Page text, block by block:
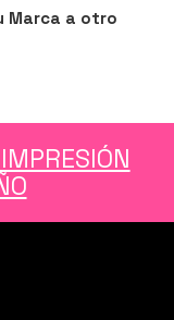
Marca a otro